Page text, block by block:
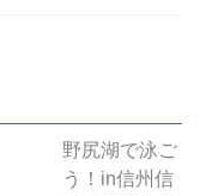
野尻湖で泳ご
う！in信州信